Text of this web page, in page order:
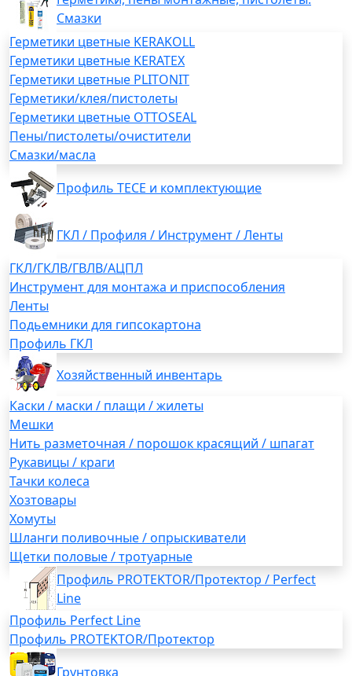
Смазки
Герметики цветные KERAKOLL
Герметики цветные KERATEX
Герметики цветные PLITONIT
Герметики/клея/пистолеты
Герметики цветные OTTOSEAL
Пены/пистолеты/очистители
Смазки/масла
Профиль TECE и комплектующие
ГКЛ / Профиля / Инструмент / Ленты
ГКЛ/ГКЛВ/ГВЛВ/АЦПЛ
Инструмент для монтажа и приспособления
Ленты
Подьемники для гипсокартона
Профиль ГКЛ
Хозяйственный инвентарь
Каски / маски / плащи / жилеты
Мешки
Нить разметочная / порошок красящий / шпагат
Рукавицы / краги
Тачки колеса
Хозтовары
Хомуты
Шланги поливочные / опрыскиватели
Щетки половые / тротуарные
Профиль PROTEKTOR/Протектор / Perfect
Line
Профиль Perfect Line
Профиль PROTEKTOR/Протектор
Грунтовка